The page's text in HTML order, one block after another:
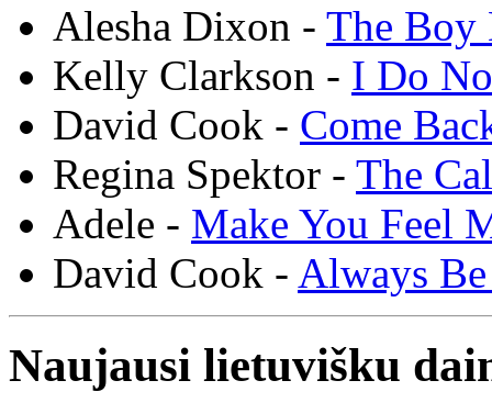
Alesha Dixon - The Boy
Kelly Clarkson - I Do
David Cook - Come
Regina Spektor - The
Adele - Make You Feel
David Cook - Always
Naujausi lietuvišku